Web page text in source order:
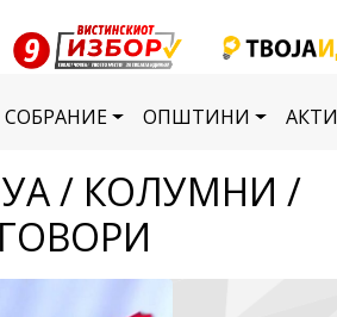
СОБРАНИЕ ОПШТИНИ АКТИ
/ КОЛУМНИ /
ГОВОРИ